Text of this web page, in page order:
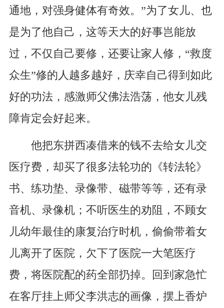
通地，对强身健体有奇效。”为了女儿、也
是为了他自己，这等天大的好事岂能放
过，不仅自己要修，还要让家人修，“救度
众生”修的人越多越好，庆幸自己得到如此
好的功法，感激师父佛法浩荡，他女儿残
障肯定会好起来。
他把东拼西凑借来的钱不去给女儿交
医疗费，却买了很多法轮功的《转法轮》
书、练功垫、录像带、磁带等等，还有录
音机、录像机；不听医生的劝阻，不顾女
儿幼年最佳的康复治疗时机，偷偷带着女
儿离开了医院，欠下了医院一大笔医疗
费，将医院配的药全部扔掉。回到家急忙
在客厅挂上师父李洪志的画像，摆上香炉